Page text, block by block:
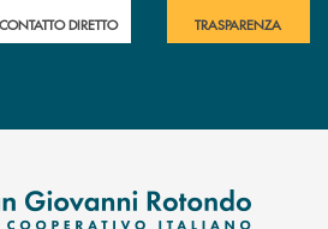
CONTATTO DIRETTO TRASPARENZA